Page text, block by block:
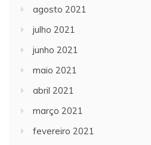
agosto 2021
julho 2021
junho 2021
maio 2021
abril 2021
março 2021
fevereiro 2021